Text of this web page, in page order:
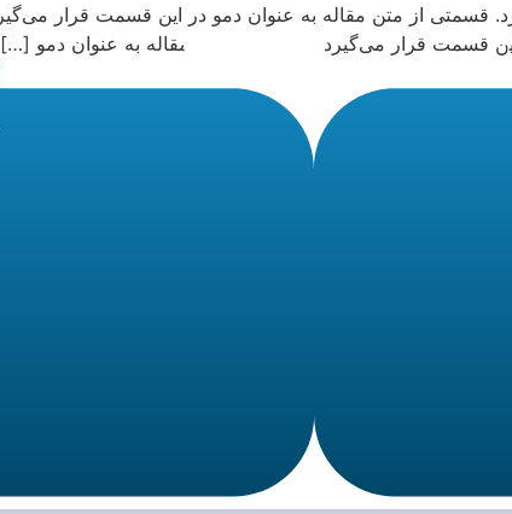
قسمتی از متن مقاله به عنوان دمو در این قسمت قرار
قسمت قرار می‌گیرد. قسمتی از متن مقاله به عنوان دمو […]